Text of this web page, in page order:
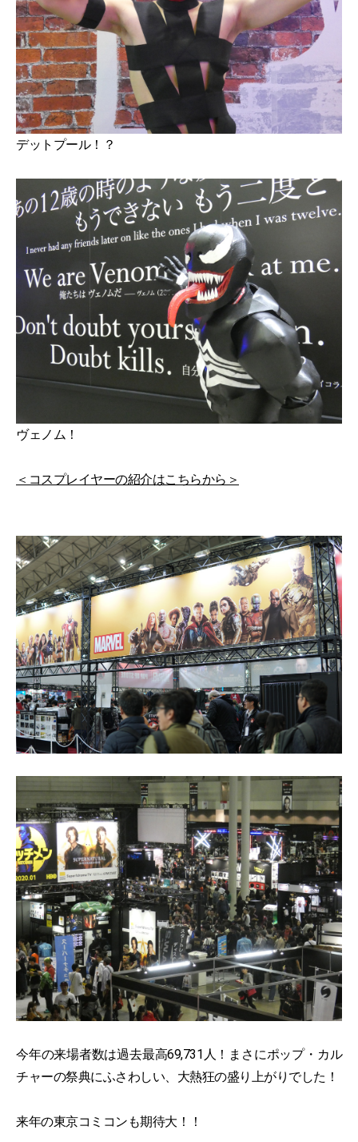
デットプール！？
ヴェノム！
＜コスプレイヤーの紹介はこちらから＞
今年の来場者数は過去最高69,731人！まさにポップ・カル
チャーの祭典にふさわしい、大熱狂の盛り上がりでした！
来年の東京コミコンも期待大！！